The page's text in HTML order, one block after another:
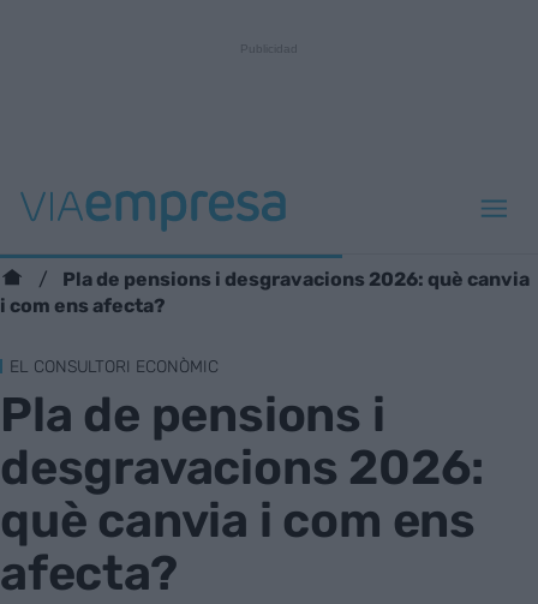
Pla de pensions i desgravacions 2026: què canvia
i com ens afecta?
EL CONSULTORI ECONÒMIC
Pla de pensions i
desgravacions 2026:
què canvia i com ens
afecta?